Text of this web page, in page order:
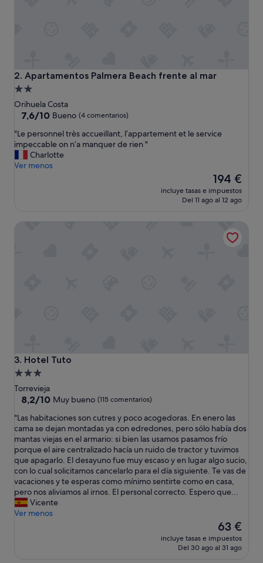
2. Apartamentos Palmera Beach frente al mar
Apartamentos Palmera Beach frente al mar
Alojamiento
de
2.0 estrellas
Orihuela Costa
7.6
10,
Bueno,
(4 comentarios)
7,6/10 Bueno (4 comentarios)
"
L
p
i
l
a
,
l
’
a
p
p
a
r
t
e
"Le personnel très accueillant, l’appartement et le service
impeccable on n’a manquer de rien "
Charlotte
Ver menos
El
precio
actual
194 €
194 €
incluye tasas e impuestos
Del 11 ago al 12 ago
3. Hotel Tuto
Hotel Tuto
Alojamiento
de
3.0 estrellas
Torrevieja
8.2
10,
Muy
bueno,
(115 comentarios)
8,2/10 Muy bueno (115 comentarios)
"
L
a
s
h
a
b
i
t
a
"Las habitaciones son cutres y poco acogedoras. En enero las
cama se dejan montadas ya con edredones, pero sólo había dos
mantas viejas en el armario: si bien las usamos pasamos frío
porque el aire centralizado hacía un ruido de tractor y tuvimos
que apagarlo. El desayuno fue muy escaso y en lugar algo sucio,
con lo cual solicitamos cancelarlo para el día siguiente. Te vas de
vacaciones y te esperas como mínimo sentirte como en casa,
pero nos aliviamos al irnos. El personal correcto. Espero que...
Vicente
Ver menos
El
precio
actual
63 €
incluye tasas e impuestos
Del 30 ago al 31 ago